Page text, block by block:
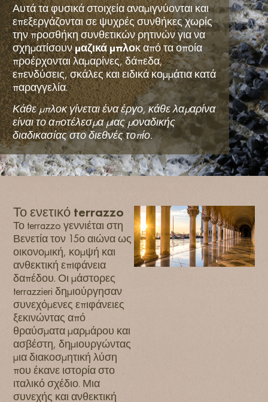
Αυτά τα φυσικά στοιχεία αναμιγνύονται και
επεξεργάζονται σε ψυχρές συνθήκες χωρίς
την προσθήκη συνθετικών ρητινών για να
σχηματίσουνμαζικά μπλοκ από τα οποία
προέρχονται λαμαρίνες, δάπεδα,
επενδύσεις, σκάλες και ειδικά κομμάτια κατά
παραγγελία.
Κάθε μπλοκ γίνεται ένα έργο, κάθε λαμαρίνα
είναι το αποτέλεσμα μιας μοναδικής
διαδικασίας στο διεθνές τοπίο.
Το ενετικό terrazzo
Το terrazzo γεννιέται στη
Βενετία τον 15ο αιώνα ως
οικονομική, κομψή και
ανθεκτική επιφάνεια
δαπέδου. Οι μάστορες
terrazzieri δημιούργησαν
συνεχόμενες επιφάνειες
ξεκινώντας από
θραύσματα μαρμάρου και
ασβέστη, δημιουργώντας
μια διακοσμητική λύση
που έκανε ιστορία στο
ιταλικό σχέδιο. Μια
συνεχής και ανθεκτική